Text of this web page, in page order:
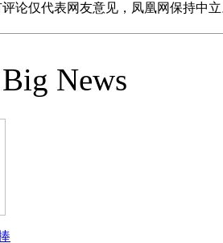
评论仅代表网友意见，凤凰网保持中
Big News